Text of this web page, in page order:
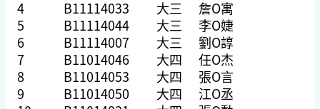
4
B11114033 大三
詹O寓
5
B11114044 大三
李O婕
6
B11114007 大三
劉O諄
7
B11014046 大四
任O杰
8
B11014053 大四
張O言
9
B11014050 大四
江O丞